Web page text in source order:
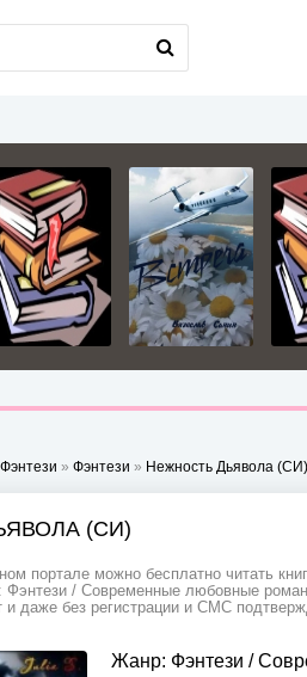
» Фэнтези » Нежность Дьявола (СИ)
(СИ)
портале можно бесплатно читать
Фэнтези / Современные любовные
и даже без регистрации и СМС
Жанр: Фэнтези /